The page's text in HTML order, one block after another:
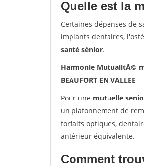
Quelle est la
Certaines dépenses de
implants dentaires,
santé sénior.
Harmonie MutualitÃ©
BEAUFORT EN VALLEE
Pour une mutuelle
un plafonnement de
forfaits optiques,
antérieur équivalente.
Comment